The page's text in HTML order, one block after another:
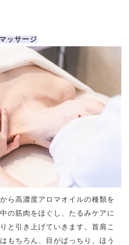
ッサージ
ら高濃度アロマオイルの種類を
の筋肉をほぐし、たるみケアに
と引き上げていきます。首肩こ
もちろん、目がぱっちり、ほう